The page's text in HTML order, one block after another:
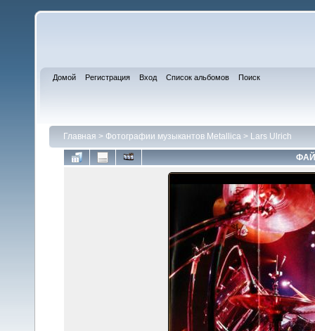
Домой Регистрация Вход Список альбомов Поиск
Главная > Фотографии музыкантов Metallica > Lars Ulrich